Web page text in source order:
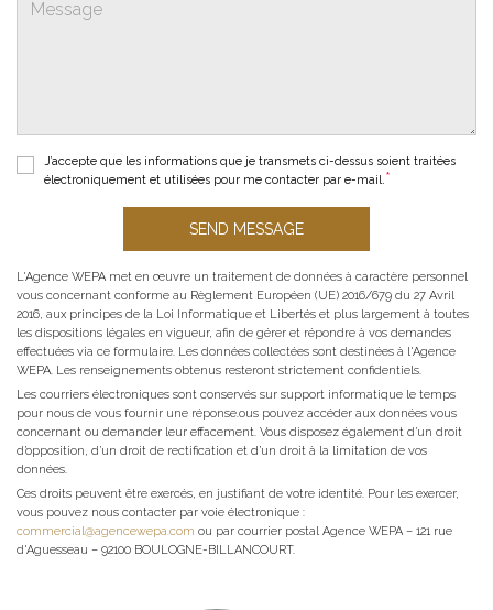
J’accepte que les informations que je transmets ci-dessus soient traitées
électroniquement et utilisées pour me contacter par e-mail.
SEND MESSAGE
L'Agence WEPA met en œuvre un traitement de données à caractère personnel
vous concernant conforme au Règlement Européen (UE) 2016/679 du 27 Avril
2016, aux principes de la Loi Informatique et Libertés et plus largement à toutes
les dispositions légales en vigueur, afin de gérer et répondre à vos demandes
effectuées via ce formulaire. Les données collectées sont destinées à l'Agence
WEPA. Les renseignements obtenus resteront strictement confidentiels.
Les courriers électroniques sont conservés sur support informatique le temps
pour nous de vous fournir une réponse.ous pouvez accéder aux données vous
concernant ou demander leur effacement. Vous disposez également d’un droit
d’opposition, d’un droit de rectification et d’un droit à la limitation de vos
données.
Ces droits peuvent être exercés, en justifiant de votre identité. Pour les exercer,
vous pouvez nous contacter par voie électronique :
commercial@agencewepa.com ou par courrier postal Agence WEPA – 121 rue
d'Aguesseau – 92100 BOULOGNE-BILLANCOURT.